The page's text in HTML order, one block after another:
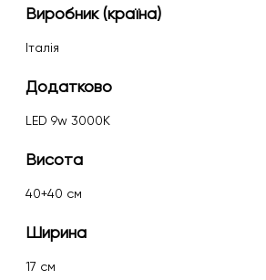
Виробник (країна)
Італія
Додатково
LED 9w 3000K
Висота
40+40 см
Ширина
17 см